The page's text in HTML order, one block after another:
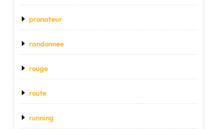
pronateur
randonnee
rouge
route
running